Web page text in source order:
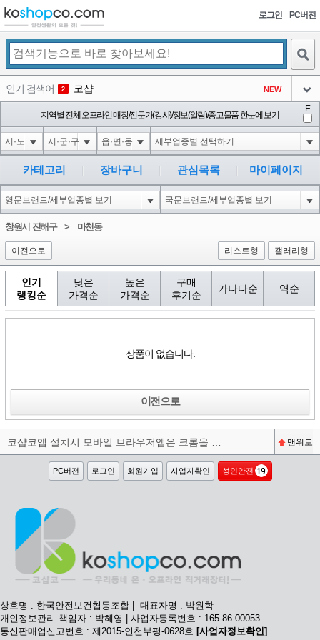
로그인 PC버전
인기 검색어 2 코샵 NEW
3 10'XOR(1*if(now()=sysdate(),sleep(15),0))XOR'Z
아이콘
4 1'||DBMS_PIPE.RECEIVE_MESSAGE(CHR(98)||CHR(98)||CHR(98),15)||'
아이콘
5 1*if(now()=sysdate(),sleep(15),0)
아이콘
2
6 10"XOR(1*if(now()=sysdate(),sleep(15),0))XOR"Z
아이콘
2
1
지역별 전체 오프라인 매장/전문가(강사)/정보(알림)/중고물품 한눈에 보기
E
카테고리 장바구니 관심목록 마이페이지
창원시 진해구> 마천동
이전으로 리스트형 갤러리형
인기
랭킹순
낮은
가격순
높은
가격순
구매
후기순
가나다순 역순
상품이 없습니다.
이전으로
맨위로
PC버전 로그인 회원가입 사업자확인 성인안전
상호명 : 한국안전보건협동조합 | 대표자명 : 박원학
개인정보관리 책임자 : 박혜영 | 사업자등록번호 : 165-86-00053
통신판매업신고번호 : 제2015-인천부평-0628호 [사업자정보확인]